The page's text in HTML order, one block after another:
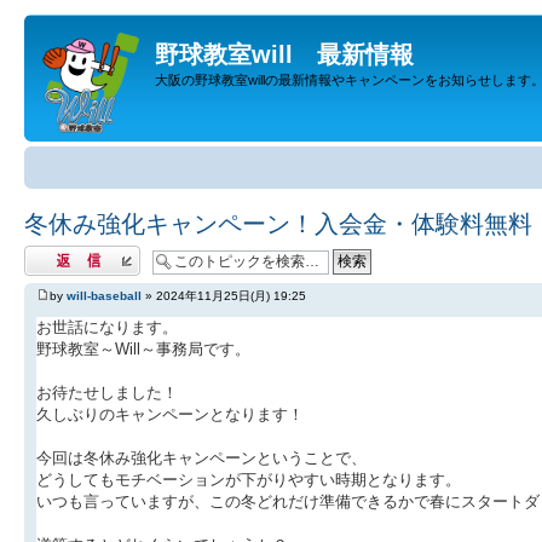
野球教室will 最新情報
大阪の野球教室willの最新情報やキャンペーンをお知らせします。
冬休み強化キャンペーン！入会金・体験料無料
返信する
by will-baseball » 2024年11月25日(月) 19:25
お世話になります。
野球教室～Will～事務局です。
お待たせしました！
久しぶりのキャンペーンとなります！
今回は冬休み強化キャンペーンということで、
どうしてもモチベーションが下がりやすい時期となります。
いつも言っていますが、この冬どれだけ準備できるかで春にスタートダ